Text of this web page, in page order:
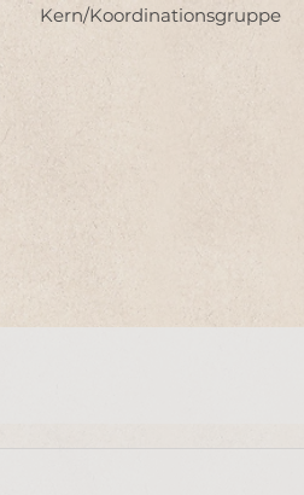
Kern/Koordinationsgruppe